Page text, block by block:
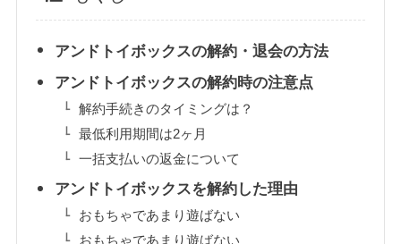
アンドトイボックスの解約・退会の方法
アンドトイボックスの解約時の注意点
解約手続きのタイミングは？
最低利用期間は2ヶ月
一括支払いの返金について
アンドトイボックスを解約した理由
おもちゃであまり遊ばない
おもちゃであまり遊ばない